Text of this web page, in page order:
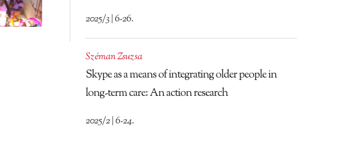
2025/3 | 6-26.
Széman Zsuzsa
Skype as a means of integrating older people in
long-term care: An action research
2025/2 | 6-24.